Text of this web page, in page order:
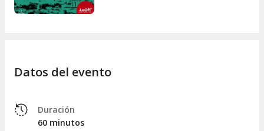
Datos del evento
Duración
60 minutos